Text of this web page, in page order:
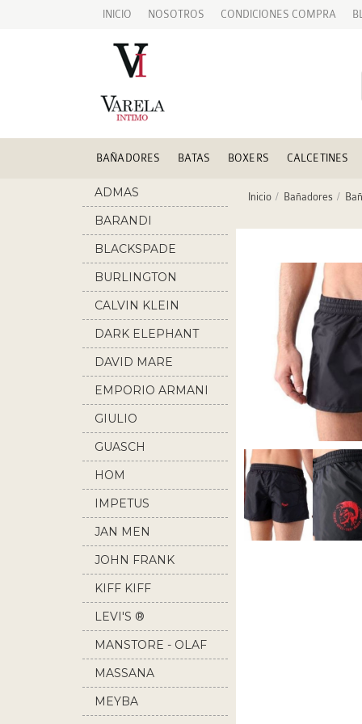
INICIO NOSOTROS CONDICIONES COMPRA
BAÑADORES BATAS BOXERS CALCETINES
ADMAS
BARANDI
BLACKSPADE
BURLINGTON
CALVIN KLEIN
DARK ELEPHANT
DAVID MARE
EMPORIO ARMANI
GIULIO
GUASCH
HOM
IMPETUS
JAN MEN
JOHN FRANK
KIFF KIFF
LEVI'S ®
MANSTORE - OLAF
BENZ
MASSANA
MEYBA
Inicio Bañadores